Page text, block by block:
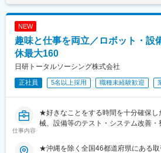
NEW
趣味と仕事を両立／ロボット・設
休最大160
日研トータルソーシング株式会社
正社員 5名以上採用 職種未経験歓迎
仕事内容
★好きなことをする時間を十分確保
械、設備等のテスト・システム改善・
★沖縄を除く全国46都道府県にある